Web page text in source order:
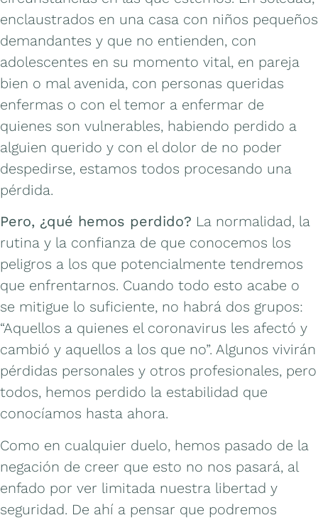
enclaustrados en una casa con niños pequeños
demandantes y que no entienden, con
adolescentes en su momento vital, en pareja
bien o mal avenida, con personas queridas
enfermas o con el temor a enfermar de
quienes son vulnerables, habiendo perdido a
alguien querido y con el dolor de no poder
despedirse, estamos todos procesando una
pérdida.
Pero, ¿qué hemos perdido? La normalidad, la
rutina y la confianza de que conocemos los
peligros a los que potencialmente tendremos
que enfrentarnos. Cuando todo esto acabe o
se mitigue lo suficiente, no habrá dos grupos:
“Aquellos a quienes el coronavirus les afectó y
cambió y aquellos a los que no”. Algunos vivirán
pérdidas personales y otros profesionales, pero
todos, hemos perdido la estabilidad que
conocíamos hasta ahora.
Como en cualquier duelo, hemos pasado de la
negación de creer que esto no nos pasará, al
enfado por ver limitada nuestra libertad y
seguridad. De ahí a pensar que podremos